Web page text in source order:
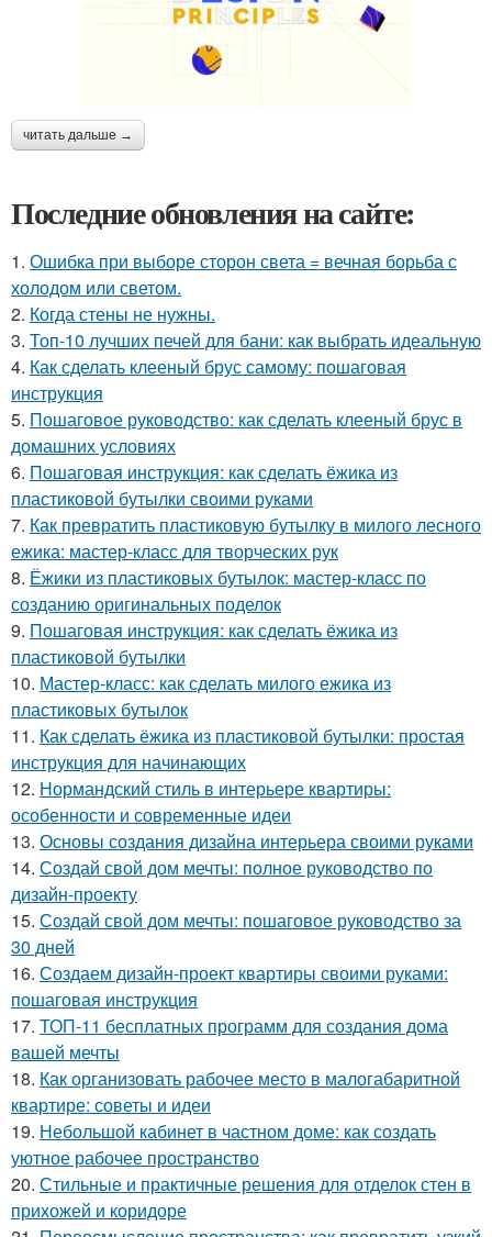
читать дальше →
Последние обновления на сайте:
1. Ошибка при выборе сторон света = вечная борьба с
холодом или светом.
2. Когда стены не нужны.
3. Топ-10 лучших печей для бани: как выбрать идеальную
4. Как сделать клееный брус самому: пошаговая
инструкция
5. Пошаговое руководство: как сделать клееный брус в
домашних условиях
6. Пошаговая инструкция: как сделать ёжика из
пластиковой бутылки своими руками
7. Как превратить пластиковую бутылку в милого лесного
ежика: мастер-класс для творческих рук
8. Ёжики из пластиковых бутылок: мастер-класс по
созданию оригинальных поделок
9. Пошаговая инструкция: как сделать ёжика из
пластиковой бутылки
10. Мастер-класс: как сделать милого ежика из
пластиковых бутылок
11. Как сделать ёжика из пластиковой бутылки: простая
инструкция для начинающих
12. Нормандский стиль в интерьере квартиры:
особенности и современные идеи
13. Основы создания дизайна интерьера своими руками
14. Создай свой дом мечты: полное руководство по
дизайн-проекту
15. Создай свой дом мечты: пошаговое руководство за
30 дней
16. Создаем дизайн-проект квартиры своими руками:
пошаговая инструкция
17. ТОП-11 бесплатных программ для создания дома
вашей мечты
18. Как организовать рабочее место в малогабаритной
квартире: советы и идеи
19. Небольшой кабинет в частном доме: как создать
уютное рабочее пространство
20. Стильные и практичные решения для отделок стен в
прихожей и коридоре